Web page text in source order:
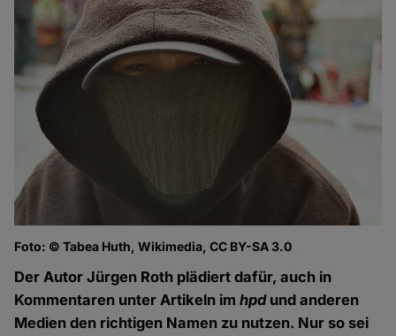
Foto: © Tabea Huth, Wikimedia, CC BY-SA 3.0
Der Autor Jürgen Roth plädiert dafür, auch in
Kommentaren unter Artikeln imhpdund anderen
Medien den richtigen Namen zu nutzen. Nur so sei